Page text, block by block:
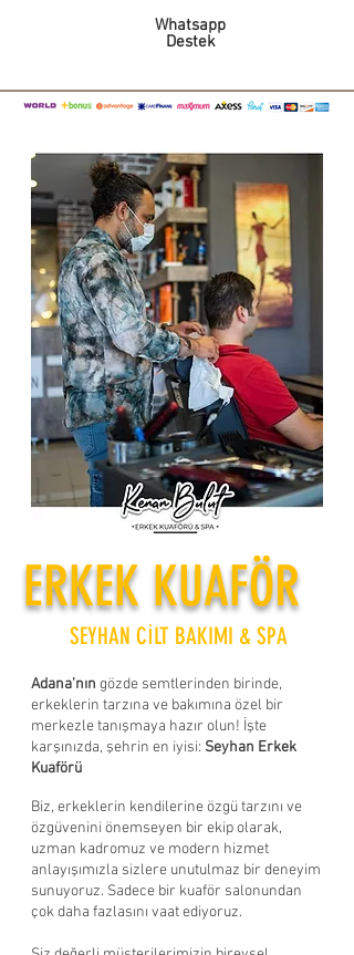
Whatsapp
Destek
ERKEK KUAFÖR
SEYHAN CİLT BAKIMI & SPA
Adana'nın gözde semtlerinden birinde,
erkeklerin tarzına ve bakımına özel bir
merkezle tanışmaya hazır olun! İşte
karşınızda, şehrin en iyisi: Seyhan Erkek
Kuaförü
Biz, erkeklerin kendilerine özgü tarzını ve
özgüvenini önemseyen bir ekip olarak,
uzman kadromuz ve modern hizmet
anlayışımızla sizlere unutulmaz bir deneyim
sunuyoruz. Sadece bir kuaför salonundan
çok daha fazlasını vaat ediyoruz.